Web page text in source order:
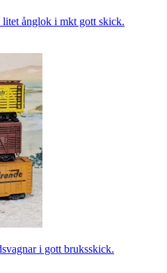
ånglok i mkt gott skick.
i gott bruksskick.